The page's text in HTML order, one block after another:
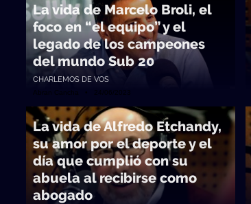
La vida de Marcelo Broli, el
foco en “el equipo” y el
legado de los campeones
del mundo Sub 20
CHARLEMOS DE VOS
Abran Cancha • 24/06/2023
La vida de Alfredo Etchandy,
su amor por el deporte y el
día que cumplió con su
abuela al recibirse como
abogado